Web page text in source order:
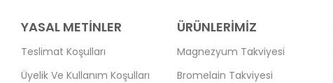
YASAL METİNLER
Teslimat Koşulları
Üyelik Ve Kullanım Koşulları
ÜRÜNLERİMİZ
Magnezyum Takviyesi
Bromelain Takviyesi